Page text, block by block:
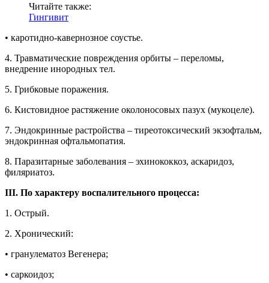
Читайте также:
Гингивит
• каротидно-кавернозное соустье.
4. Травматические повреждения орбиты – переломы,
внедрение инородных тел.
5. Грибковые поражения.
6. Кистовидное растяжение околоносовых пазух (мукоцеле).
7. Эндокринные растройства – тиреотоксический экзофтальм,
эндокринная офтальмопатия.
8. Паразитарные заболевания – эхинококкоз, аскаридоз,
филяриатоз.
III. По характеру воспалительного процесса:
1. Острый.
2. Хронический:
• гранулематоз Вегенера;
• саркоидоз;